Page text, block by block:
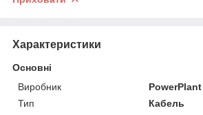
Характеристики
Основні
Виробник
PowerPlant
Тип
Кабель